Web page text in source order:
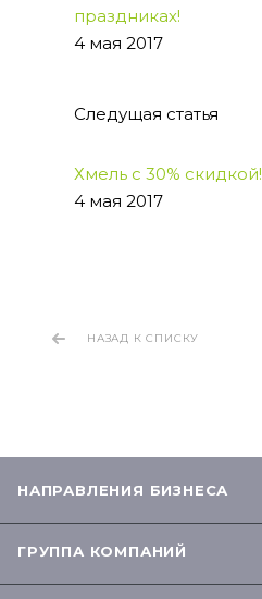
праздниках!
4 мая 2017
Следущая статья
Хмель с 30% скидкой!
4 мая 2017
НАЗАД К СПИСКУ
НАПРАВЛЕНИЯ БИЗНЕСА
ГРУППА КОМПАНИЙ